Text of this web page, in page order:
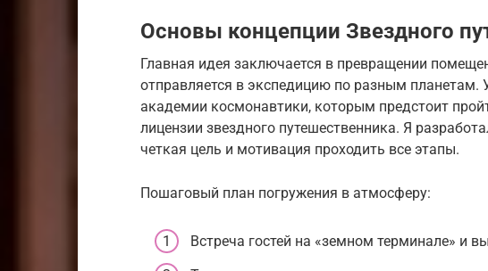
Основы концепции Звездного
Главная идея заключается в превращении
отправляется в экспедицию по разным планетам.
академии космонавтики, которым предстоит
лицензии звездного путешественника. Я
четкая цель и мотивация проходить все этапы.
Пошаговый план погружения в атмосферу:
Встреча гостей на «земном терминале» и